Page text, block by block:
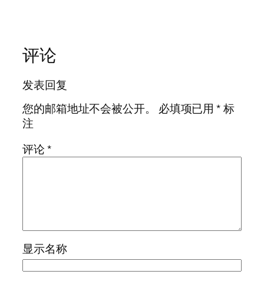
评论
发表回复
您的邮箱地址不会被公开。
必填项已用*标
注
评论*
显示名称